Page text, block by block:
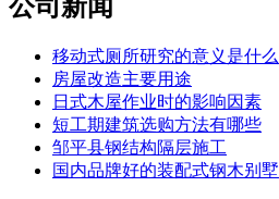
公司新闻
移动式厕所研究的意义是什么
房屋改造主要用途
日式木屋作业时的影响因素
短工期建筑选购方法有哪些
邹平县钢结构隔层施工
国内品牌好的装配式钢木别墅